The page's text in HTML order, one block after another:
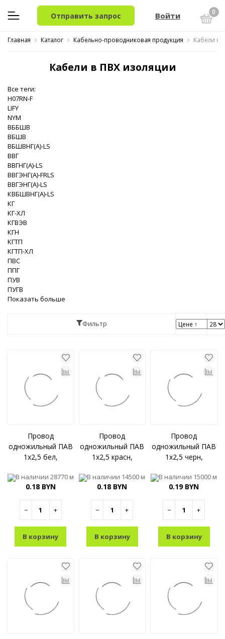
Отправить запрос Войти 0
Главная Каталог Кабельно-проводниковая продукция Кабели в
Кабели в ПВХ изоляции
Все теги:
H07RN-F
LIFY
NYM
ВББШВ
ВБШВ
ВБШВНГ(A)-LS
ВВГ
ВВГНГ(A)-LS
ВВГЭНГ(A)-FRLS
ВВГЭНГ(A)-LS
КВБШВНГ(A)-LS
КГ
КГ-ХЛ
КГВЭВ
КГН
КГТП
КГТП-ХЛ
ПВС
ППГ
ПУВ
ПУГВ
Показать больше
Фильтр
Провод
одножильный ПАВ
1x2,5 бел,
В наличии 28770 м
0.18 BYN
− +
В корзину
Провод
одножильный ПАВ
1x2,5 красн,
В наличии 14500 м
0.18 BYN
− +
В корзину
Провод
одножильный ПАВ
1x2,5 черн,
В наличии 15000 м
0.19 BYN
− +
В корзину